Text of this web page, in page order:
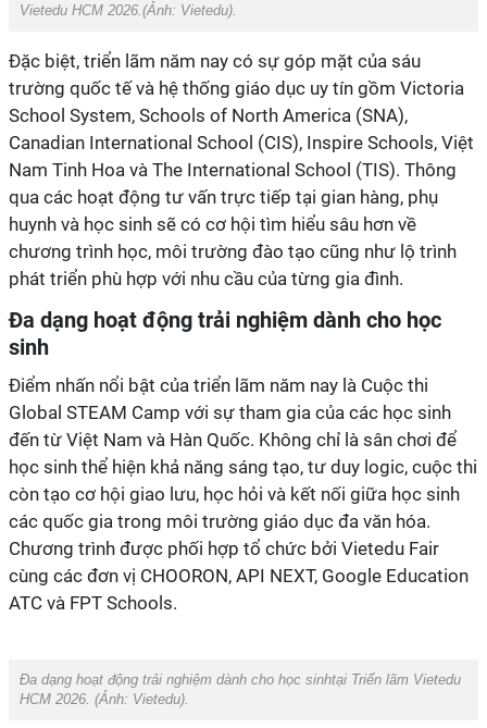
Vietedu HCM 2026.(Ảnh: Vietedu).
Đặc biệt, triển lãm năm nay có sự góp mặt của sáu
trường quốc tế và hệ thống giáo dục uy tín gồm Victoria
School System, Schools of North America (SNA),
Canadian International School (CIS), Inspire Schools, Việt
Nam Tinh Hoa và The International School (TIS). Thông
qua các hoạt động tư vấn trực tiếp tại gian hàng, phụ
huynh và học sinh sẽ có cơ hội tìm hiểu sâu hơn về
chương trình học, môi trường đào tạo cũng như lộ trình
phát triển phù hợp với nhu cầu của từng gia đình.
Đa dạng hoạt động trải nghiệm dành cho học
sinh
Điểm nhấn nổi bật của triển lãm năm nay là Cuộc thi
Global STEAM Camp với sự tham gia của các học sinh
đến từ Việt Nam và Hàn Quốc. Không chỉ là sân chơi để
học sinh thể hiện khả năng sáng tạo, tư duy logic, cuộc thi
còn tạo cơ hội giao lưu, học hỏi và kết nối giữa học sinh
các quốc gia trong môi trường giáo dục đa văn hóa.
Chương trình được phối hợp tổ chức bởi Vietedu Fair
cùng các đơn vị CHOORON, API NEXT, Google Education
ATC và FPT Schools.
Đa dạng hoạt động trải nghiệm dành cho học sinhtại Triển lãm Vietedu
HCM 2026. (Ảnh: Vietedu).